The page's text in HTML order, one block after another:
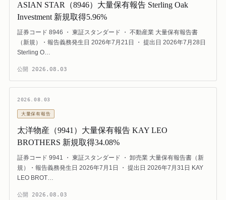
ASIAN STAR（8946）大量保有報告 Sterling Oak
Investment 新規取得5.96%
証券コード 8946 ・ 東証スタンダード ・ 不動産業 大量保有報告書
（新規）・報告義務発生日 2026年7月21日 ・ 提出日 2026年7月28日
Sterling O…
公開 2026.08.03
2026.08.03
大量保有報告
太洋物産（9941）大量保有報告 KAY LEO
BROTHERS 新規取得34.08%
証券コード 9941 ・ 東証スタンダード ・ 卸売業 大量保有報告書（新
規）・報告義務発生日 2026年7月1日 ・ 提出日 2026年7月31日 KAY
LEO BROT…
公開 2026.08.03